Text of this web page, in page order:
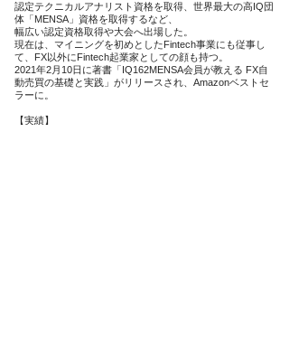
認定テクニカルアナリスト資格を取得、世界最大の高IQ団
体「MENSA」資格を取得するなど、
幅広い認定資格取得や大会へ出場した。
現在は、マイニングを初めとしたFintech事業にも従事し
て、FX以外にFintech起業家としての顔も持つ。
2021年2月10日に著書「IQ162MENSA会員が教える FX自
動売買の基礎と実践」がリリースされ、Amazonベストセ
ラーに。
【実績】